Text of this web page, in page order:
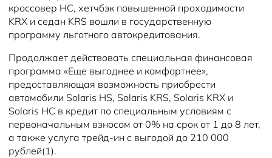
кроссовер HC, хетчбэк повышенной проходимости
KRX и седан KRS вошли в государственную
программу льготного автокредитования.
Продолжает действовать специальная финансовая
программа «Еще выгоднее и комфортнее»,
предоставляющая возможность приобрести
автомобили Solaris HS, Solaris KRS, Solaris KRX и
Solaris HC в кредит по специальным условиям с
первоначальным взносом от 0% на срок от 1 до 8 лет,
а также услуга трейд-ин с выгодой до 210 000
рублей(1).